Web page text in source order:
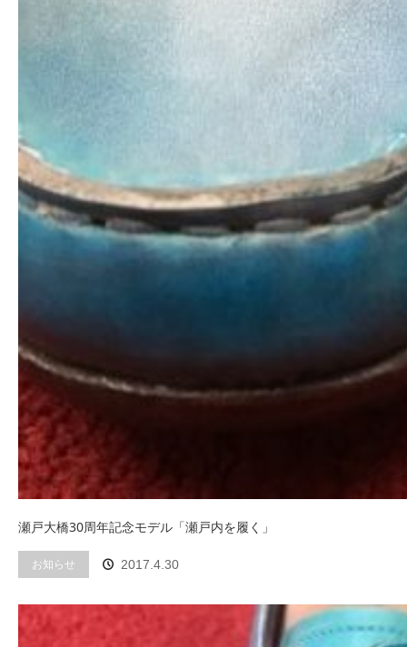
瀬戸大橋30周年記念モデル「瀬戸内を履く」
お知らせ 2017.4.30